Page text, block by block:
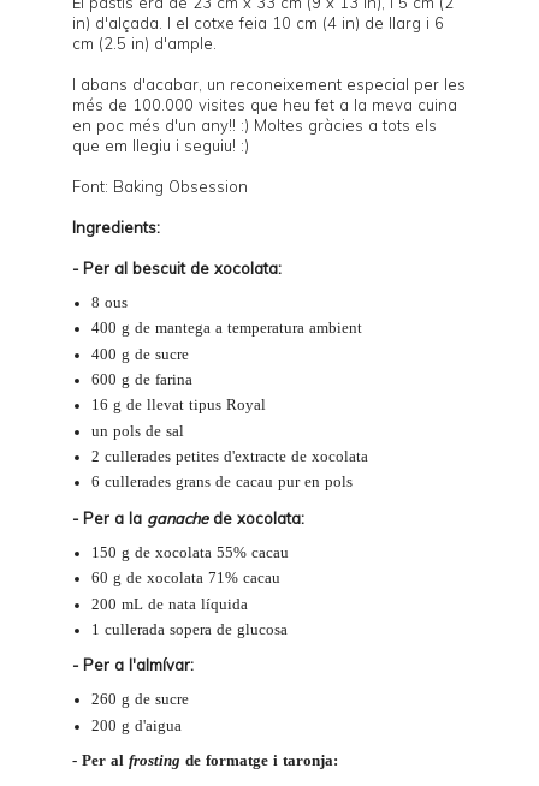
in) d'alçada. I el cotxe feia 10 cm (4 in) de llarg i 6
cm (2.5 in) d'ample.
I abans d'acabar, un reconeixement especial per les
més de 100.000 visites que heu fet a la meva cuina
en poc més d'un any!! :) Moltes gràcies a tots els
que em llegiu i seguiu! :)
Font: Baking Obsession
Ingredients:
- Per al bescuit de xocolata:
8 ous
400 g de mantega a temperatura ambient
400 g de sucre
600 g de farina
16 g de llevat tipus Royal
un pols de sal
2 cullerades petites d'extracte de xocolata
6 cullerades grans de cacau pur en pols
- Per a la ganachede xocolata:
150 g de xocolata 55% cacau
60 g de xocolata 71% cacau
200 mL de nata líquida
1 cullerada sopera de glucosa
- Per a l'almívar:
260 g de sucre
200 g d'aigua
- Per al frosting de formatge i taronja: